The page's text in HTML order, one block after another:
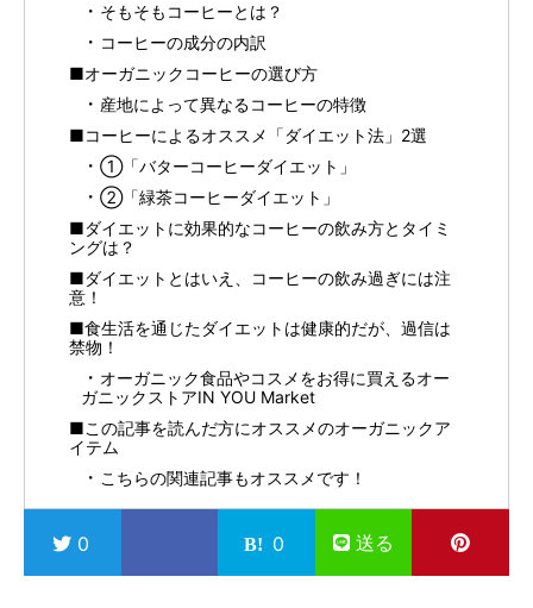
そもそもコーヒーとは？
コーヒーの成分の内訳
■オーガニックコーヒーの選び方
産地によって異なるコーヒーの特徴
■コーヒーによるオススメ「ダイエット法」2選
①「バターコーヒーダイエット」
②「緑茶コーヒーダイエット」
■ダイエットに効果的なコーヒーの飲み方とタイミ
ングは？
■ダイエットとはいえ、コーヒーの飲み過ぎには注
意！
■食生活を通じたダイエットは健康的だが、過信は
禁物！
オーガニック食品やコスメをお得に買えるオー
ガニックストアIN YOU Market
■この記事を読んだ方にオススメのオーガニックア
イテム
こちらの関連記事もオススメです！
0 0 送る